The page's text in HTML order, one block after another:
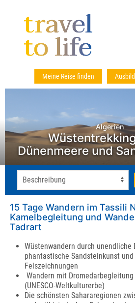
Meine Reise finden
Algerien
Dünenmeere und
15 Tage Wandern im Tassili
Kamelbegleitung und
Tadrart
Wüstenwandern durch unendliche
phantastische Sandsteinkunst
Felszeichnungen
Wandern mit
(UNESCO-Weltkulturerbe)
Die schönsten Sahararegionen